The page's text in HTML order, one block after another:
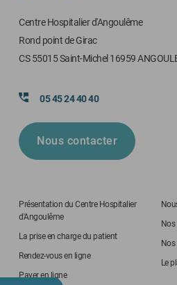
Centre Hospitalier d'Angoulême
Rond point de Girac
CS 55015 Saint-Michel 16959
05 45 24 40 40
Nous contacter
Présentation du Centre Hospitalier
d'Angoulême
La prise en charge du patient
Rendez-vous en ligne
Payer en ligne
Le